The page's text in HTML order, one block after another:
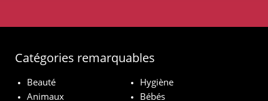
Catégories remarquables
Beauté
Hygiène
Animaux
Bébés